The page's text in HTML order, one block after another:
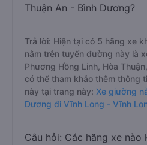
Thuận An - Bình Dương?
Trả lời: Hiện tại có 5 hãng xe
nằm trên tuyến đường này là
Phương Hồng Linh, Hòa
có thể tham khảo thêm thông
này tại trang này: Xe giường
Dương đi Vĩnh Long - Vĩnh
Câu hỏi: Các hãng xe nào